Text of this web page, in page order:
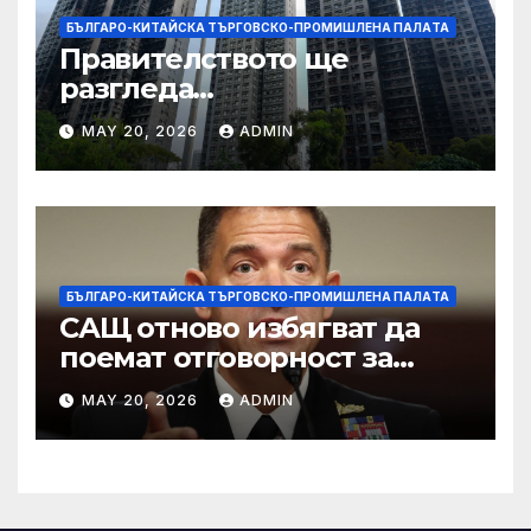
БЪЛГАРО-КИТАЙСКА ТЪРГОВСКО-ПРОМИШЛЕНА ПАЛAТА
Правителството ще
разгледа
застрахователните
претенции на Wang Fuk
Court по план за обратно
изкупуване: Хоп
MAY 20, 2026 ADMIN
БЪЛГАРО-КИТАЙСКА ТЪРГОВСКО-ПРОМИШЛЕНА ПАЛAТА
САЩ отново избягват да
поемат отговорност за
нападението в училище в
Иран, при което загинаха
155 души
MAY 20, 2026 ADMIN